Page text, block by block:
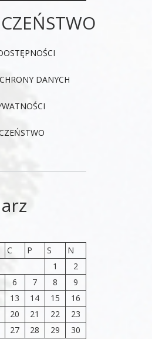
DANYCH
C P S
N
1
2
6 7 8
9
13 14 15
16
20 21 22
23
27 28 29
30